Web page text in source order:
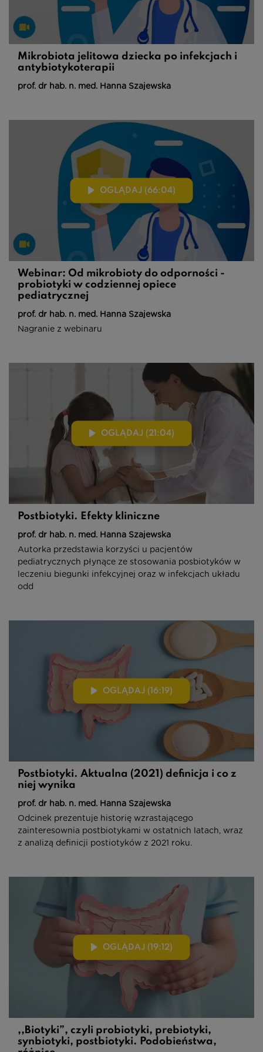
Mikrobiota jelitowa dziecka po infekcjach i
antybiotykoterapii
prof. dr hab. n. med. Hanna Szajewska
OGLĄDAJ (66:04)
Webinar: Od mikrobioty do odporności -
probiotyki w codziennej opiece
pediatrycznej
prof. dr hab. n. med. Hanna Szajewska
Nagranie z webinaru
OGLĄDAJ (21:04)
Postbiotyki. Efekty kliniczne
prof. dr hab. n. med. Hanna Szajewska
Autorka przedstawia korzyści u pacjentów
pediatrycznych płynące ze stosowania posbiotyków w
leczeniu biegunki infekcyjnej oraz w infekcjach układu
odd
OGLĄDAJ (16:19)
Postbiotyki. Aktualna (2021) definicja i co z
niej wynika
prof. dr hab. n. med. Hanna Szajewska
Odcinek prezentuje historię wzrastającego
zainteresownia postbiotykami w ostatnich latach, wraz
z analizą definicji postiotyków z 2021 roku.
OGLĄDAJ (19:12)
,,Biotyki”, czyli probiotyki, prebiotyki,
synbiotyki, postbiotyki. Podobieństwa,